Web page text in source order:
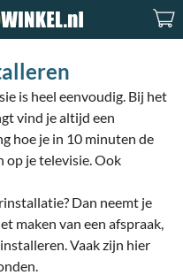
is heel eenvoudig. Bij het
vind je altijd een
hoe je in 10 minuten de
je televisie. Ook
Dan neemt je
maken van een afspraak,
Vaak zijn hier